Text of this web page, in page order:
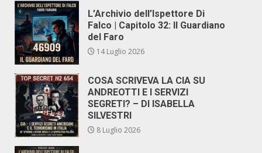
L’Archivio dell’Ispettore Di
Falco | Capitolo 32: Il Guardiano
del Faro
14 Luglio 2026
COSA SCRIVEVA LA CIA SU
ANDREOTTI E I SERVIZI
SEGRETI? – DI ISABELLA
SILVESTRI
8 Luglio 2026